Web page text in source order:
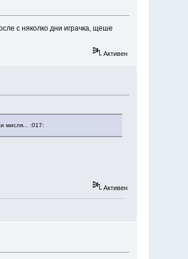
с няколко дни играчка, щеше
Активен
мисля... :017:
Активен